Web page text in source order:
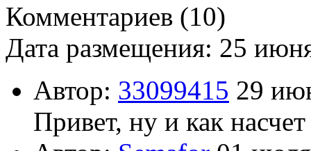
Комментариев (10)
Дата размещения: 25
Автор: 33099415 29
Привет, ну и как